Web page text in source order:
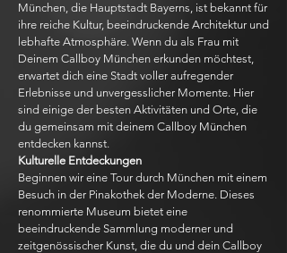
München, die Hauptstadt Bayerns, ist bekannt für
ihre reiche Kultur, beeindruckende Architektur und
lebhafte Atmosphäre. Wenn du als Frau mit
Deinem Callboy München erkunden möchtest,
erwartet dich eine Stadt voller aufregender
Erlebnisse und unvergesslicher Momente. Hier
sind einige der besten Aktivitäten und Orte, die
du gemeinsam mit deinem Callboy München
entdecken kannst.
Kulturelle Entdeckungen
Beginnen wir eine Tour durch München mit einem
Besuch in der Pinakothek der Moderne. Dieses
renommierte Museum bietet eine
beeindruckende Sammlung moderner und
zeitgenössischer Kunst, die du und dein Callboy